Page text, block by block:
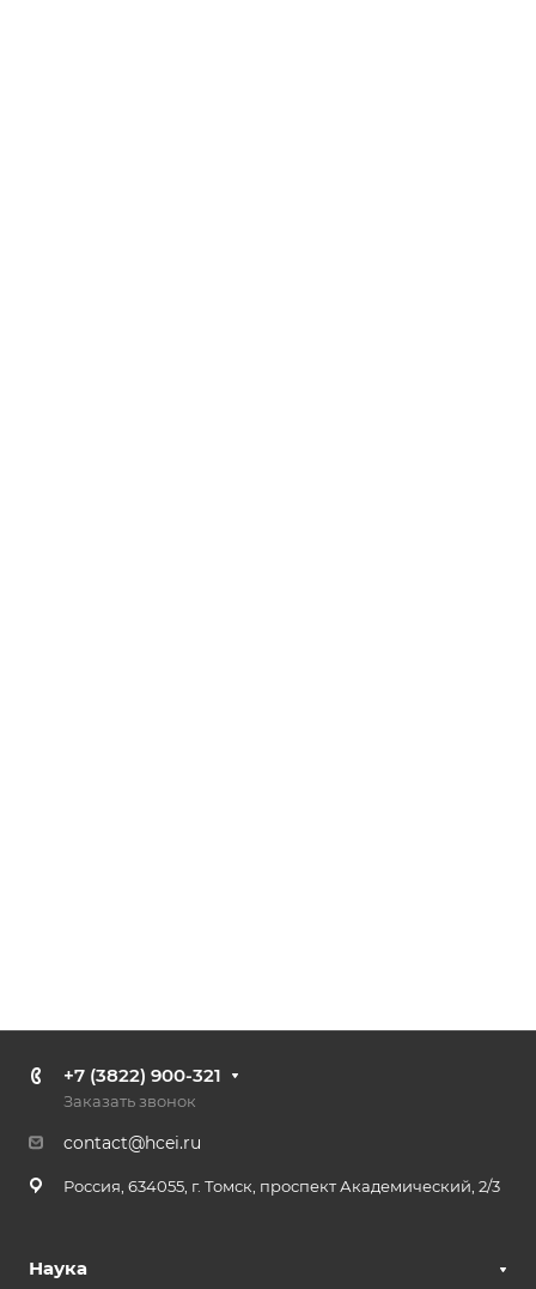
+7 (3822) 900-321
Заказать звонок
contact@hcei.ru
Россия, 634055, г. Томск, проспект Академический, 2/3
Наука